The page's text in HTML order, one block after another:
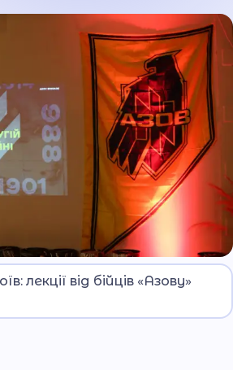
дні вшанування політв’язнів.
лекції від бійців «Азову»